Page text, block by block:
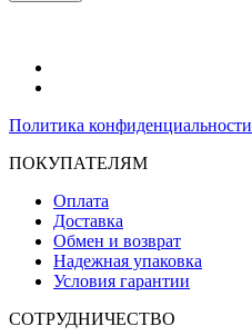
Политика конфиденциальности
ПОКУПАТЕЛЯМ
Оплата
Доставка
Обмен и возврат
Надежная упаковка
Условия гарантии
СОТРУДНИЧЕСТВО